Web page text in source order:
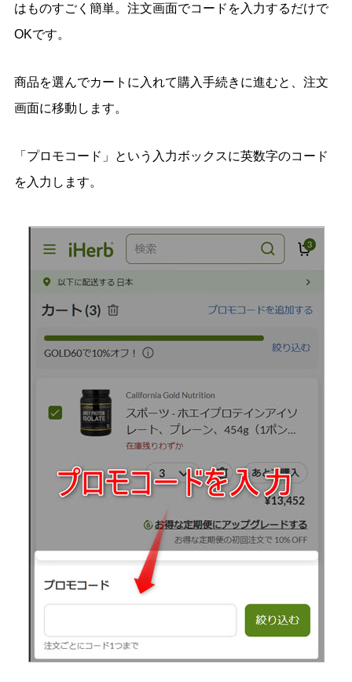
はものすごく簡単。注文画面でコードを入力するだけで
OKです。
商品を選んでカートに入れて購入手続きに進むと、注文
画面に移動します。
「プロモコード」という入力ボックスに英数字のコード
を入力します。